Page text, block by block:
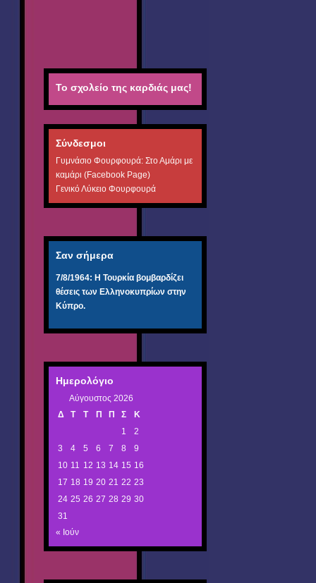
Το σχολείο της καρδιάς μας!
Σύνδεσμοι
Γυμνάσιο Φουρφουρά: Στο Αμάρι με
καμάρι (Facebook Page)
Γενικό Λύκειο Φουρφουρά
Σαν σήμερα
7/8/1964: Η Τουρκία βομβαρδίζει
θέσεις των Ελληνοκυπρίων στην
Κύπρο.
Ημερολόγιο
Αύγουστος 2026
Δ
Τ Τ Π Π Σ
Κ
1
2
3
4 5 6 7 8
9
10 11 12 13 14 15 16
17 18 19 20 21 22 23
24 25 26 27 28 29 30
31
« Ιούν